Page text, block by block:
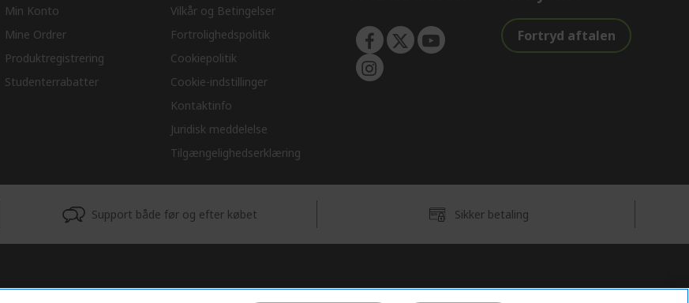
Min Konto
Mine Ordrer
Produktregistrering
Studenterrabatter
Vilkår og Betingelser
Fortrolighedspolitik
Cookiepolitik
Cookie-indstillinger
Kontaktinfo
Juridisk meddelelse
Tilgængelighedserklæring
Fortryd aftalen
Support både før og efter købet Sikker betaling
Danmark